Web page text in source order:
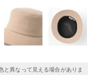
異なって見える場合がありま